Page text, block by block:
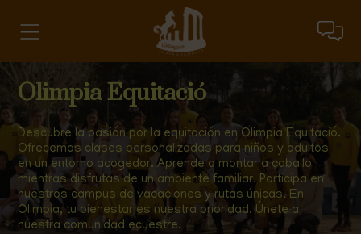
Olimpia Equitació
Descubre la pasión por la equitación en Olimpia Equitació.
Ofrecemos clases personalizadas para niños y adultos
en un entorno acogedor. Aprende a montar a caballo
mientras disfrutas de un ambiente familiar. Participa en
nuestros campus de vacaciones y rutas únicas. En
Olimpia, tu bienestar es nuestra prioridad. Únete a
nuestra comunidad ecuestre.